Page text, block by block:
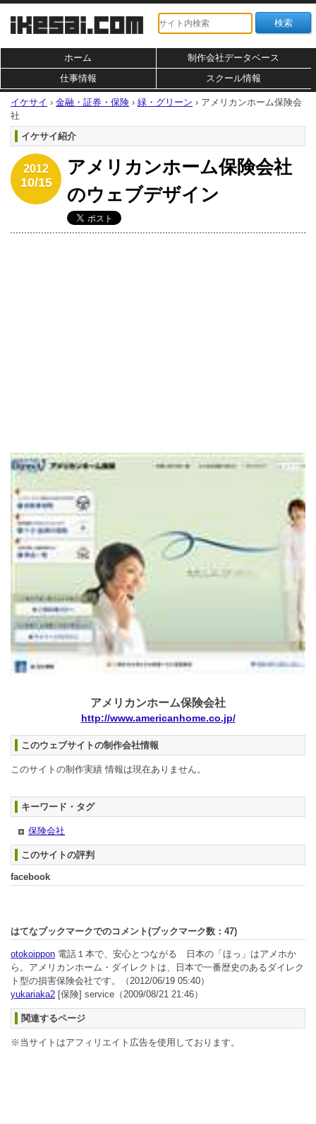
ホーム
制作会社データベース
仕事情報
スクール情報
イケサイ › 金融・証券・保険 › 緑・グリーン › アメリカンホーム保険会
社
イケサイ紹介
2012
10/15
アメリカンホーム保険会社
のウェブデザイン
アメリカンホーム保険会社
http://www.americanhome.co.jp/
このウェブサイトの制作会社情報
このサイトの制作実績 情報は現在ありません。
キーワード・タグ
保険会社
このサイトの評判
facebook
はてなブックマークでのコメント(ブックマーク数： 47)
otokoippon 電話１本で、安心とつながる 日本の「ほっ」はアメホか
ら。アメリカンホーム・ダイレクトは、日本で一番歴史のあるダイレク
ト型の損害保険会社です。
（2012/06/19 05:40）
yukariaka2 [保険] service （2009/08/21 21:46）
関連するページ
※当サイトはアフィリエイト広告を使用しております。